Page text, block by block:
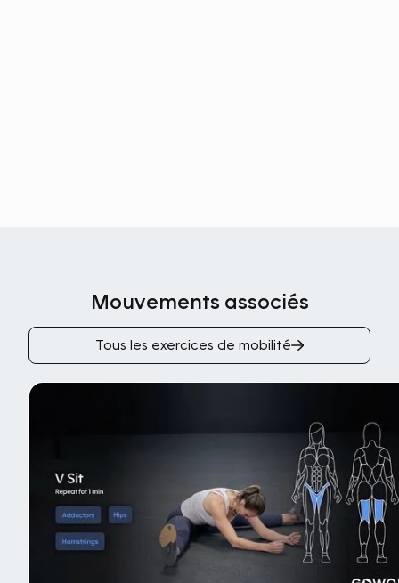
Mouvements associés
Tous les exercices de mobilité